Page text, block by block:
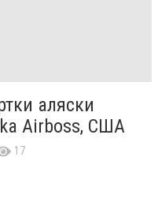
аляски
Airboss, США
17